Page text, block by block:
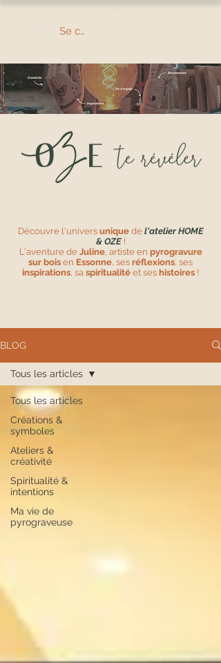
Se connecter
Découvre l'univers unique de l'atelier HOME
& OZE!
L'aventure de Juline, artiste en pyrogravure
sur bois en Essonne, ses réflexions, ses
inspirations, sa spiritualité et ses histoires !
BLOG
Tous les articles
Créations &
symboles
Ateliers &
créativité
Spiritualité &
intentions
Ma vie de
pyrograveuse
Tous les articles